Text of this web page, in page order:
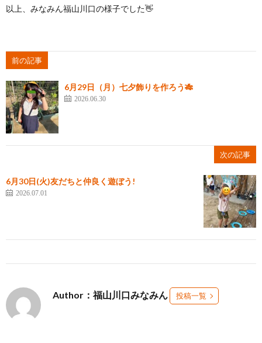
以上、みなみん福山川口の様子でした👋
前の記事
6月29日（月）七夕飾りを作ろう🎋
2026.06.30
次の記事
6月30日(火)友だちと仲良く遊ぼう!
2026.07.01
Author：福山川口みなみん 投稿一覧